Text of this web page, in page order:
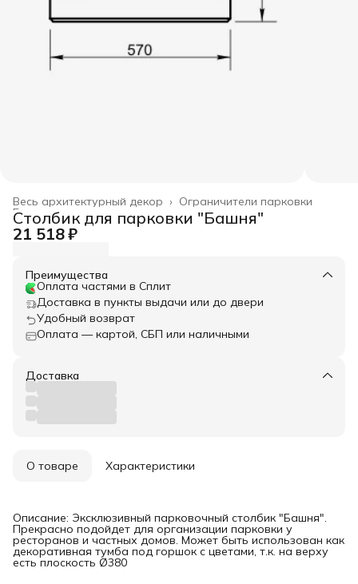
Ограничители парковки
Весь архитектурный декор ›
Главная ›
Столбик для парковки "Башня"
21 518 ₽
Преимущества
Оплата частями в Сплит
Доставка в пункты выдачи или до двери
Удобный возврат
Оплата — картой, СБП или наличными
Доставка
О товаре Характеристики
Описание: Эксклюзивный парковочный столбик "Башня".
Прекрасно подойдет для организации парковки у
ресторанов и частных домов. Может быть использован как
декоративная тумба под горшок с цветами, т.к. на верху
есть плоскость Ø380